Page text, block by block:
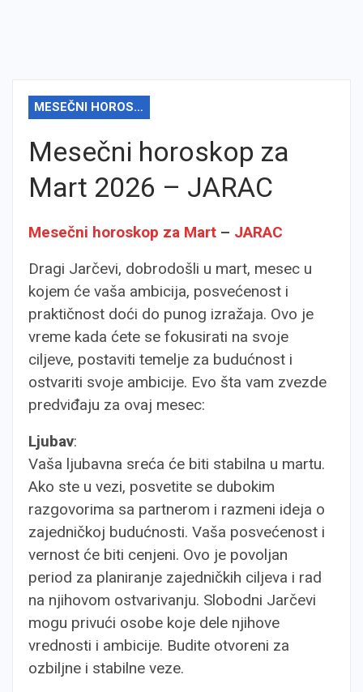
MESEČNI HOROSKOP
Mesečni horoskop za
Mart 2026 – JARAC
Mesečni horoskop za Mart – JARAC
Dragi Jarčevi, dobrodošli u mart, mesec u
kojem će vaša ambicija, posvećenost i
praktičnost doći do punog izražaja. Ovo je
vreme kada ćete se fokusirati na svoje
ciljeve, postaviti temelje za budućnost i
ostvariti svoje ambicije. Evo šta vam zvezde
predviđaju za ovaj mesec:
Ljubav:
Vaša ljubavna sreća će biti stabilna u martu.
Ako ste u vezi, posvetite se dubokim
razgovorima sa partnerom i razmeni ideja o
zajedničkoj budućnosti. Vaša posvećenost i
vernost će biti cenjeni. Ovo je povoljan
period za planiranje zajedničkih ciljeva i rad
na njihovom ostvarivanju. Slobodni Jarčevi
mogu privući osobe koje dele njihove
vrednosti i ambicije. Budite otvoreni za
ozbiljne i stabilne veze.